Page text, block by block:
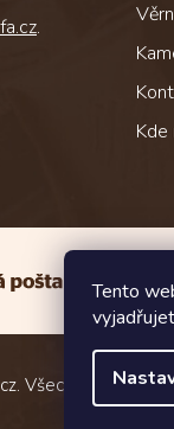
Tento
.
Kde
. Všechna práva